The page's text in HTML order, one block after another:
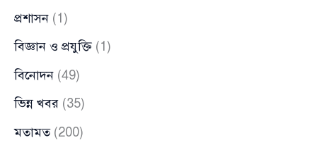
প্রশাসন (1)
বিজ্ঞান ও প্রযুক্তি (1)
বিনোদন (49)
ভিন্ন খবর (35)
মতামত(200)